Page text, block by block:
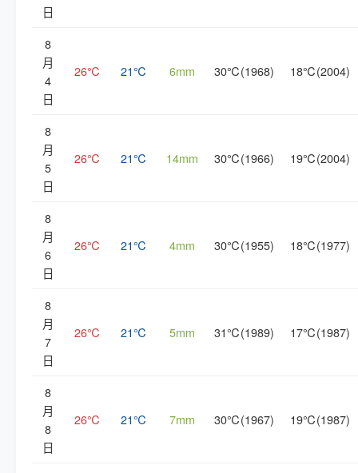
日
8
月
4
日
26℃ 21℃ 6mm 30℃(1968) 18℃(2004)
8
月
5
日
26℃ 21℃ 14mm 30℃(1966) 19℃(2004)
8
月
6
日
26℃ 21℃ 4mm 30℃(1955) 18℃(1977)
8
月
7
日
26℃ 21℃ 5mm 31℃(1989) 17℃(1987)
8
月
8
日
26℃ 21℃ 7mm 30℃(1967) 19℃(1987)